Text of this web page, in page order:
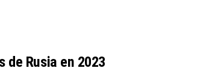
de Rusia en 2023